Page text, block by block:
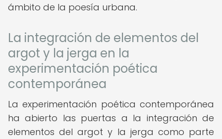
ámbito de la poesía urbana.
La integración de elementos del
argot y la jerga en la
experimentación poética
contemporánea
La experimentación poética contemporánea
ha abierto las puertas a la integración de
elementos del argot y la jerga como parte